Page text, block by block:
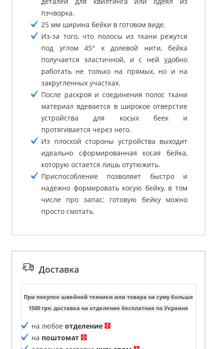
пэчворка.
25 мм ширина бейки в готовом виде.
Из-за того, что полосы из ткани режутся
под углом 45° к долевой нити, бейка
получается эластичной, и с ней удобно
работать не только на прямых, но и на
закругленных участках.
После раскроя и соединения полос ткани
материал вдевается в широкое отверстие
устройства для косых беек и
протягивается через него.
Из плоской стороны устройства выходит
идеально сформированная косая бейка,
которую остается лишь отутюжить.
Приспособление позволяет быстро и
надежно формировать косую бейку, в том
числе про запас: готовую бейку можно
просто смотать.
Доставка
При покупке швейной техники или товара на суму больше
1500 грн. доставка на отделение бесплатная по Украине
на любое отделение
на поштомат